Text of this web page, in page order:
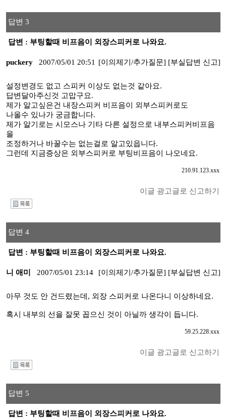
답변 3
답변 : 부팅할때 비프음이 외장스피커로 나와요.
puckery 2007/05/01 20:51 [이의제기/추가질문] [부실답변 신고]
설정변경도 없고 스피커 이상도 없는것 같아요.
답변달아주신것 고맙구요.
제가 알고싶은건 내장스피커 비프음이 외부스피커로도
나올수 있나가 궁금합니다.
제가 알기로는 시모스나 기타 다른 설정으로 내부스피커비프음
을
조정하거나 바꿀수는 없는걸로 알고있읍니다.
그런데 지금증상은 외부스피커로 부팅비프음이 나오네요.
210.91.123.xxx
이글 광고글로 신고하기
답변 4
답변 : 부팅할때 비프음이 외장스피커로 나와요.
니 애미 2007/05/01 23:14 [이의제기/추가질문] [부실답변 신고]
아무 것도 안 건드렸는데, 외장 스피커로 나온다니 이상하네요.
혹시 내부의 선을 잘못 꼽으신 것이 아닐까 생각이 듭니다.
59.25.228.xxx
이글 광고글로 신고하기
답변 5
답변 : 부팅할때 비프음이 외장스피커로 나와요.